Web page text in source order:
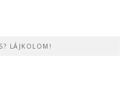
LÁJKOLOM!